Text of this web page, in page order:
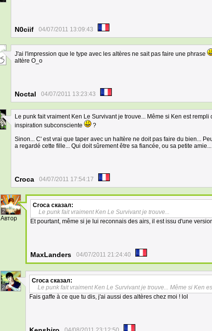
N0ciif 04/07/2011 13:09:43
J'ai l'impression que le type avec les altères ne sait pas faire une phrase
altère O_o
Noctal 04/07/2011 13:23:43
Le punk fait vraiment Ken Le Survivant je trouve... Même si Ken est
inspiration subconsciente
?
Sinon... C' est vrai que taper avec un haltère ne doit pas faire du bien...
a regardé cette fille... Qui doit sûrement être sa fiancée, ou sa petite amie...
Croca 04/07/2011 17:54:17
2
Автор
Croca сказал:
Le punk fait vraiment Ken Le Survivant je trouve...
Et pourtant, même si je lui reconnais des airs, il est issu d'une
MaxLanders 04/07/2011 21:24:40
2
Croca сказал:
Le punk fait vraiment Ken Le Survivant je trouve... Même si Ken
Fais gaffe à ce que tu dis, j'ai aussi des altères chez moi ! lol